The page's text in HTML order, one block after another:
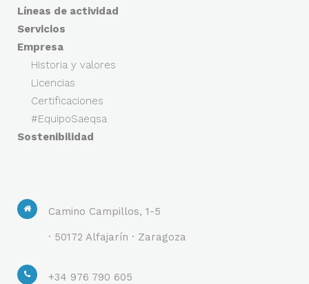
Líneas de actividad
Servicios
Empresa
Historia y valores
Licencias
Certificaciones
#EquipoSaeqsa
Sostenibilidad
Camino Campillos, 1-5
· 50172 Alfajarín · Zaragoza
+34 976 790 605